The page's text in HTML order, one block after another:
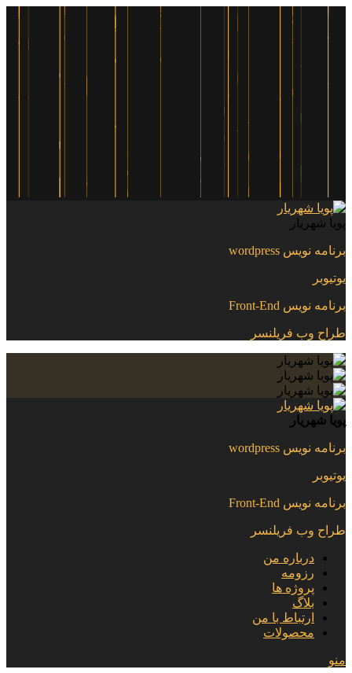
پویا شهریار
برنامه نویس wordpress
یوتیوبر
برنامه نویس Front-End
طراح وب فریلنسر
پویا شهریار
برنامه نویس wordpress
یوتیوبر
برنامه نویس Front-End
طراح وب فریلنسر
درباره من
رزومه
پروژه ها
بلاگ
ارتباط با من
محصولات
منو